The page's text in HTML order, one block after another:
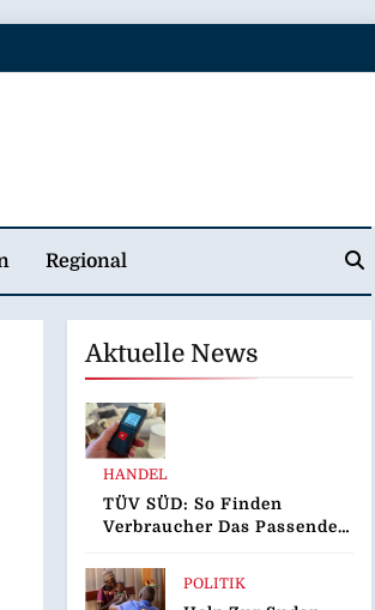
Regional
Aktuelle News
HANDEL
TÜV SÜD: So Finden
Verbraucher Das Passende
POLITIK